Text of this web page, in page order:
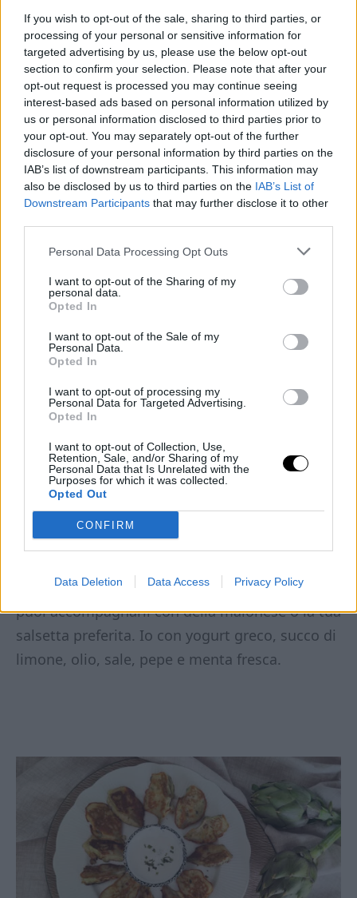
If you wish to opt-out of the sale, sharing to third parties, or
processing of your personal or sensitive information for
targeted advertising by us, please use the below opt-out
section to confirm your selection. Please note that after your
opt-out request is processed you may continue seeing
interest-based ads based on personal information utilized by
us or personal information disclosed to third parties prior to
your opt-out. You may separately opt-out of the further
disclosure of your personal information by third parties on the
IAB’s list of downstream participants. This information may
also be disclosed by us to third parties on the IAB’s List of
Downstream Participants that may further disclose it to other
Personal Data Processing Opt Outs
I want to opt-out of the Sharing of my
personal data.
Opted In
I want to opt-out of the Sale of my
Personal Data.
Opted In
I want to opt-out of processing my
Personal Data for Targeted Advertising.
Opted In
I want to opt-out of Collection, Use,
Retention, Sale, and/or Sharing of my
Personal Data that Is Unrelated with the
Purposes for which it was collected.
Opted Out
CONFIRM
Data Deletion Data Access Privacy Policy
per bene.
In una padella versare dell’olio di
oliva e fare riscaldare, con l’aiuto di
un cucchiaio adagiare i carciofi uno
alla volta e cuocere da entrambi i lati
finché non diventano dorati e
croccanti.
Disporre i carciofi fritti su di un
piatto con sopra un foglio di carta
per fritti, fare riposare qualche
istante il tempo di eliminare l’olio in
eccesso.
Carciofi in pastella chetogenicasono pronti,
puoi accompagnarli con della maionese o la tua
salsetta preferita. Io con yogurt greco, succo di
limone, olio, sale, pepe e menta fresca.